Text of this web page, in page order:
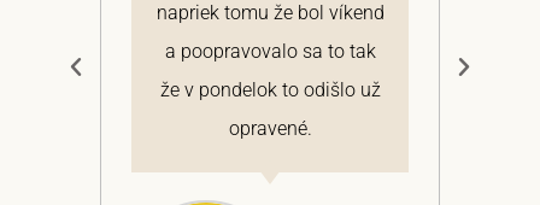
napriek tomu že bol víkend
a poopravovalo sa to tak
že v pondelok to odišlo už
opravené.